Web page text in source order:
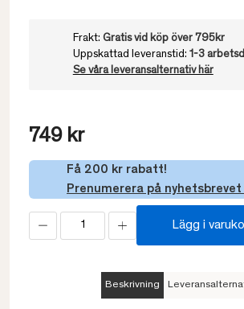
Frakt: Gratis vid köp över 795kr
Uppskattad leveranstid: 1-3
Se våra leveransalternativ här
749 kr
Få 200 kr rabatt!
Prenumerera på nyhetsbrevet
Lägg i
Beskrivning